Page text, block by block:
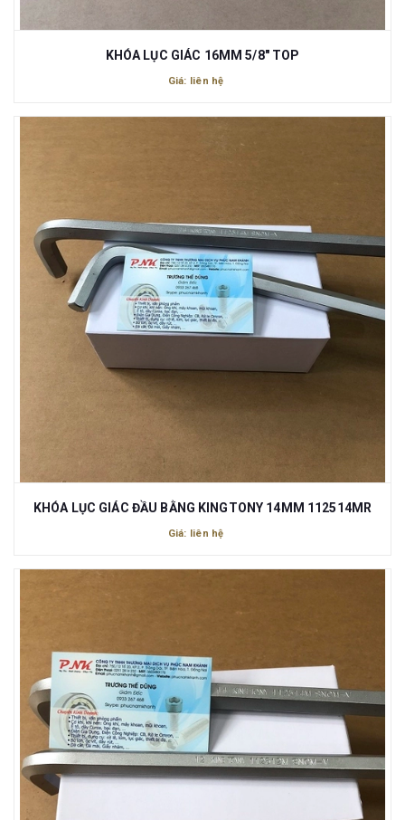
KHÓA LỤC GIÁC 16MM 5/8" TOP
Giá: liên hệ
KHÓA LỤC GIÁC ĐẦU BẰNG KINGTONY 14MM 112514MR
Giá: liên hệ